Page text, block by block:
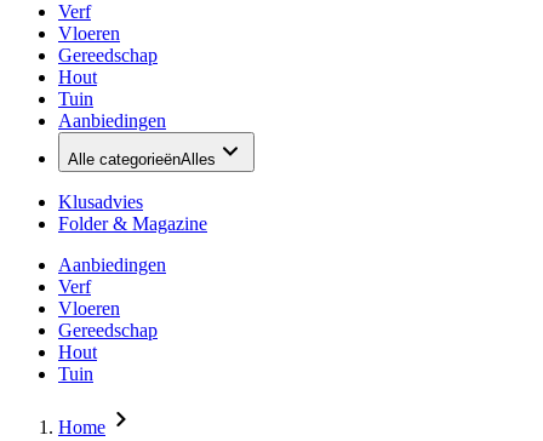
Verf
Vloeren
Gereedschap
Hout
Tuin
Aanbiedingen
Alle categorieënAlles
Klusadvies
Folder & Magazine
Aanbiedingen
Verf
Vloeren
Gereedschap
Hout
Tuin
Home